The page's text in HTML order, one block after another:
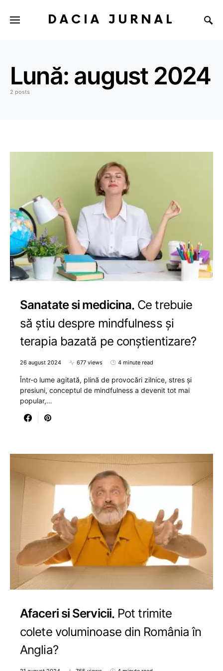
DACIA JURNAL
Lună: august 2024
2 posts
Sanatate si medicina Ce trebuie
să știu despre mindfulness și
terapia bazată pe conștientizare?
26 august 2024 677 views 4 minute read
Într-o lume agitată, plină de provocări zilnice, stres și
presiuni, conceptul de mindfulness a devenit tot mai
popular,…
Afaceri si Servicii Pot trimite
colete voluminoase din România în
Anglia?